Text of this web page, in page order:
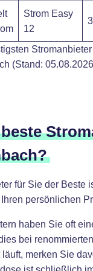
Strom Easy
12
(Stand:
für Sie der Beste
persönlichen
haben Sie oft
bei
merken Sie